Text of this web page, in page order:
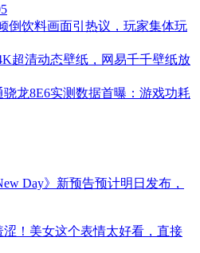
倒饮料画面引热议，玩家集体玩
超清动态壁纸，网易千千壁纸放
骁龙8E6实测数据首曝：游戏功耗
Day》新预告预计明日发布，
！美女这个表情太好看，直接